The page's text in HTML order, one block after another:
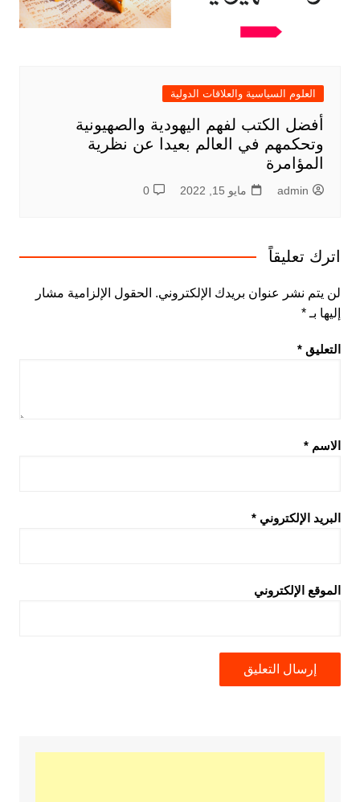
العلوم السياسية والعلاقات الدولية
أفضل الكتب لفهم اليهودية والصهيونية
وتحكمهم في العالم بعيدا عن نظرية
المؤامرة
admin مايو 15, 2022 0
اترك تعليقاً
لن يتم نشر عنوان بريدك الإلكتروني. الحقول الإلزامية مشار
إليها بـ *
التعليق *
الاسم *
البريد الإلكتروني *
الموقع الإلكتروني